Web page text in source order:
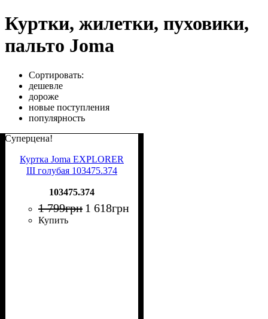
Куртки, жилетки, пуховики,
пальто Joma
Сортировать:
дешевле
дороже
новые поступления
популярность
Суперцена!
Куртка Joma EXPLORER
III голубая 103475.374
103475.374
1 799грн 1 618грн
Купить